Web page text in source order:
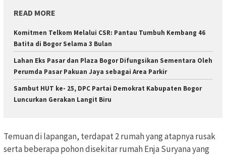
READ MORE
Komitmen Telkom Melalui CSR: Pantau Tumbuh Kembang 46
Batita di Bogor Selama 3 Bulan
Lahan Eks Pasar dan Plaza Bogor Difungsikan Sementara Oleh
Perumda Pasar Pakuan Jaya sebagai Area Parkir
Sambut HUT ke- 25, DPC Partai Demokrat Kabupaten Bogor
Luncurkan Gerakan Langit Biru
Temuan di lapangan, terdapat 2 rumah yang atapnya rusak
serta beberapa pohon disekitar rumah Enja Suryana yang